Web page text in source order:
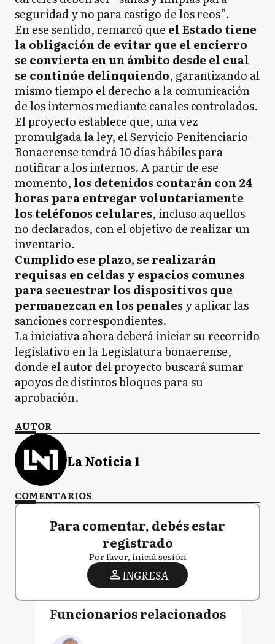
seguridad y no para castigo de los reos”.
En ese sentido, remarcó que el Estado tiene
la obligación de evitar que el encierro
se convierta en un ámbito desde el cual
se continúe delinquiendo, garantizando al
mismo tiempo el derecho a la comunicación
de los internos mediante canales controlados.
El proyecto establece que, una vez
promulgada la ley, el Servicio Penitenciario
Bonaerense tendrá 10 días hábiles para
notificar a los internos. A partir de ese
momento, los detenidos contarán con 24
horas para entregar voluntariamente
los teléfonos celulares, incluso aquellos
no declarados, con el objetivo de realizar un
inventario.
Cumplido ese plazo, se realizarán
requisas en celdas y espacios comunes
para secuestrar los dispositivos que
permanezcan en los penales y aplicar las
sanciones correspondientes.
La iniciativa ahora deberá iniciar su recorrido
legislativo en la Legislatura bonaerense,
donde el autor del proyecto buscará sumar
apoyos de distintos bloques para su
aprobación.
AUTOR
La Noticia 1
COMENTARIOS
Para comentar, debés estar
registrado
Por favor, iniciá sesión
INGRESA
Funcionarios relacionados